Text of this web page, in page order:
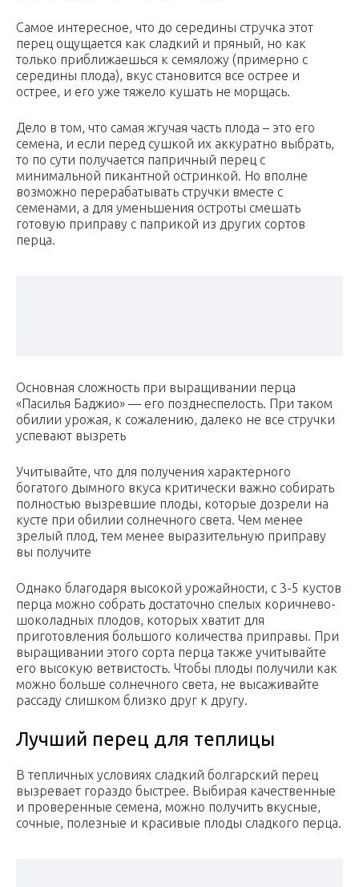
Самое интересное, что до середины стручка этот
перец ощущается как сладкий и пряный, но как
только приближаешься к семяложу (примерно с
середины плода), вкус становится все острее и
острее, и его уже тяжело кушать не морщась.
Дело в том, что самая жгучая часть плода – это его
семена, и если перед сушкой их аккуратно выбрать,
то по сути получается папричный перец с
минимальной пикантной остринкой. Но вполне
возможно перерабатывать стручки вместе с
семенами, а для уменьшения остроты смешать
готовую приправу с паприкой из других сортов
перца.
Основная сложность при выращивании перца
«Пасилья Баджио» — его позднеспелость. При таком
обилии урожая, к сожалению, далеко не все стручки
успевают вызреть
Учитывайте, что для получения характерного
богатого дымного вкуса критически важно собирать
полностью вызревшие плоды, которые дозрели на
кусте при обилии солнечного света. Чем менее
зрелый плод, тем менее выразительную приправу
вы получите
Однако благодаря высокой урожайности, с 3-5 кустов
перца можно собрать достаточно спелых коричнево-
шоколадных плодов, которых хватит для
приготовления большого количества приправы. При
выращивании этого сорта перца также учитывайте
его высокую ветвистость. Чтобы плоды получили как
можно больше солнечного света, не высаживайте
рассаду слишком близко друг к другу.
Лучший перец для теплицы
В тепличных условиях сладкий болгарский перец
вызревает гораздо быстрее. Выбирая качественные
и проверенные семена, можно получить вкусные,
сочные, полезные и красивые плоды сладкого перца.